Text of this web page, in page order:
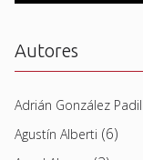
Autores
Adrián González
Agustín Alberti (6)